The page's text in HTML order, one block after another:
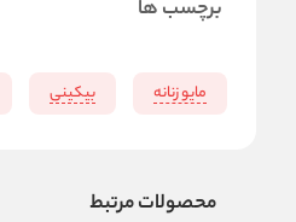
برچسب ها
مایو زنانه بیکینی
محصولات مرتبط